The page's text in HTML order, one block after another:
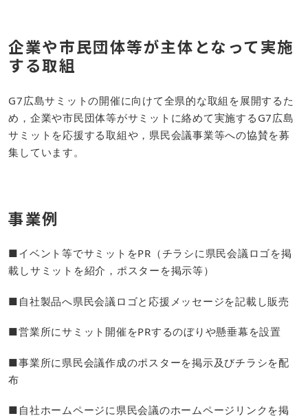
企業や市民団体等が主体となって実施
する取組
G7広島サミットの開催に向けて全県的な取組を展開するた
め，企業や市民団体等がサミットに絡めて実施するG7広島
サミットを応援する取組や，県民会議事業等への協賛を募
集しています。
事業例
■イベント等でサミットをPR（チラシに県民会議ロゴを掲
載しサミットを紹介，ポスターを掲示等）
■自社製品へ県民会議ロゴと応援メッセージを記載し販売
■営業所にサミット開催をPRするのぼりや懸垂幕を設置
■事業所に県民会議作成のポスターを掲示及びチラシを配
布
■自社ホームページに県民会議のホームページリンクを掲